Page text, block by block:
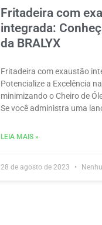
Fritadeira com
integrada:
da BRALYX
Fritadeira com exaustão
Potencialize a Excelência
minimizando o Cheiro de
Se você administra uma
LEIA MAIS »
28 de agosto de 2023